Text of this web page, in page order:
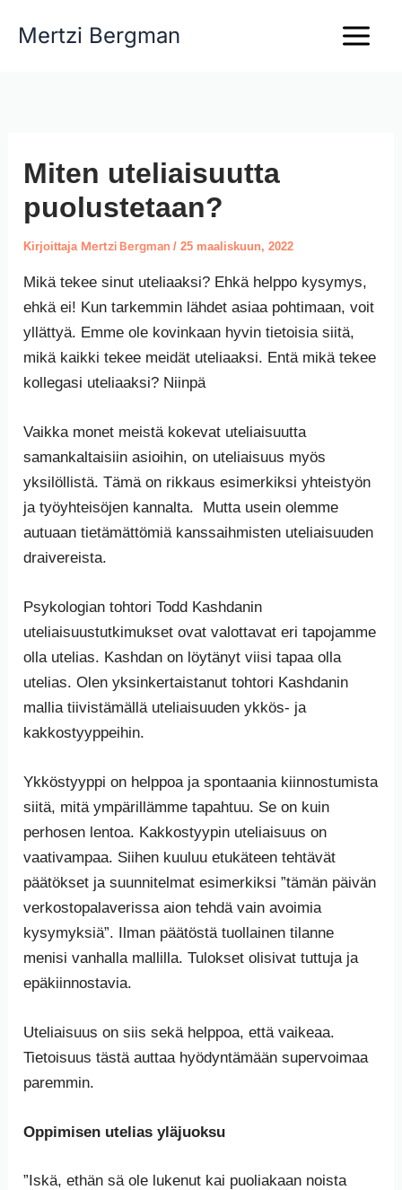
sisältöön
Mertzi Bergman
Miten uteliaisuutta
puolustetaan?
Kirjoittaja Mertzi Bergman/25 maaliskuun, 2022
Mikä tekee sinut uteliaaksi? Ehkä helppo kysymys,
ehkä ei! Kun tarkemmin lähdet asiaa pohtimaan, voit
yllättyä. Emme ole kovinkaan hyvin tietoisia siitä,
mikä kaikki tekee meidät uteliaaksi. Entä mikä tekee
kollegasi uteliaaksi? Niinpä
Vaikka monet meistä kokevat uteliaisuutta
samankaltaisiin asioihin, on uteliaisuus myös
yksilöllistä. Tämä on rikkaus esimerkiksi yhteistyön
ja työyhteisöjen kannalta. Mutta usein olemme
autuaan tietämättömiä kanssaihmisten uteliaisuuden
draivereista.
Psykologian tohtori Todd Kashdanin
uteliaisuustutkimukset ovat valottavat eri tapojamme
olla utelias. Kashdan on löytänyt viisi tapaa olla
utelias. Olen yksinkertaistanut tohtori Kashdanin
mallia tiivistämällä uteliaisuuden ykkös- ja
kakkostyyppeihin.
Ykköstyyppi on helppoa ja spontaania kiinnostumista
siitä, mitä ympärillämme tapahtuu. Se on kuin
perhosen lentoa. Kakkostyypin uteliaisuus on
vaativampaa. Siihen kuuluu etukäteen tehtävät
päätökset ja suunnitelmat esimerkiksi ”tämän päivän
verkostopalaverissa aion tehdä vain avoimia
kysymyksiä”. Ilman päätöstä tuollainen tilanne
menisi vanhalla mallilla. Tulokset olisivat tuttuja ja
epäkiinnostavia.
Uteliaisuus on siis sekä helppoa, että vaikeaa.
Tietoisuus tästä auttaa hyödyntämään supervoimaa
paremmin.
Oppimisen utelias yläjuoksu
”Iskä, ethän sä ole lukenut kai puoliakaan noista